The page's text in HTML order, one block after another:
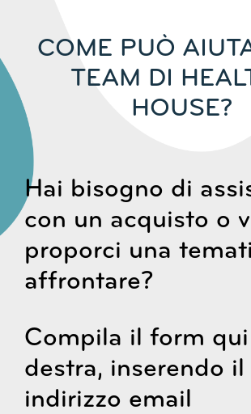
COME PUÒ
TEAM DI
HOUSE?
Hai bisogno di
con un acquisto o
proporci una
affrontare?
Compila il form qui
destra, inserendo il
indirizzo email